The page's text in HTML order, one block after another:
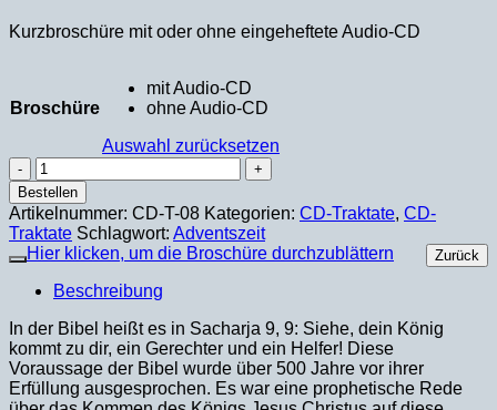
Kurzbroschüre mit oder ohne eingeheftete Audio-CD
Broschüre
mit Audio-CD
ohne Audio-CD
Auswahl zurücksetzen
Siehe,
dein
König
kommt
zu
dir
...!
Menge
Bestellen
Artikelnummer: CD-T-08 Kategorien: CD-Traktate, CD-
Traktate Schlagwort: Adventszeit
Zurück
Hier klicken, um die Broschüre durchzublättern
Beschreibung
In der Bibel heißt es in Sacharja 9, 9: Siehe, dein König
kommt zu dir, ein Gerechter und ein Helfer! Diese
Voraussage der Bibel wurde über 500 Jahre vor ihrer
Erfüllung ausgesprochen. Es war eine prophetische Rede